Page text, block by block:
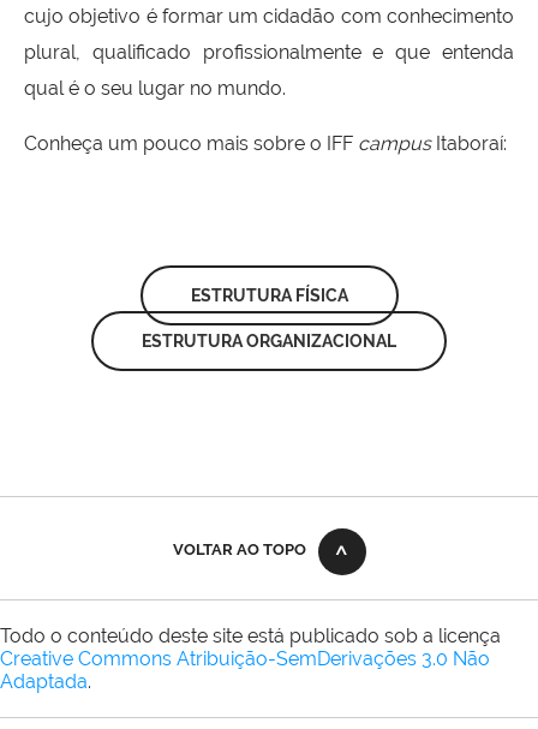
cujo objetivo é formar um cidadão com conhecimento
plural, qualificado profissionalmente e que entenda
qual é o seu lugar no mundo.
Conheça um pouco mais sobre o IFF campusItaboraí:
ESTRUTURA FÍSICA
ESTRUTURA ORGANIZACIONAL
VOLTAR AO TOPO
Todo o conteúdo deste site está publicado sob a licença
Creative Commons Atribuição-SemDerivações 3.0 Não
Adaptada.